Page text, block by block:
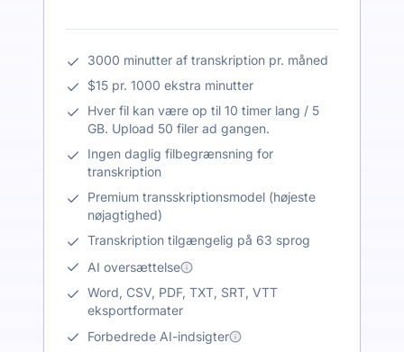
3000 minutter af transkription pr. måned
$15 pr. 1000 ekstra minutter
Hver fil kan være op til 10 timer lang / 5
GB. Upload 50 filer ad gangen.
Ingen daglig filbegrænsning for
transkription
Premium transskriptionsmodel (højeste
nøjagtighed)
Transkription tilgængelig på 63 sprog
AI oversættelse
Word, CSV, PDF, TXT, SRT, VTT
eksportformater
Forbedrede AI-indsigter